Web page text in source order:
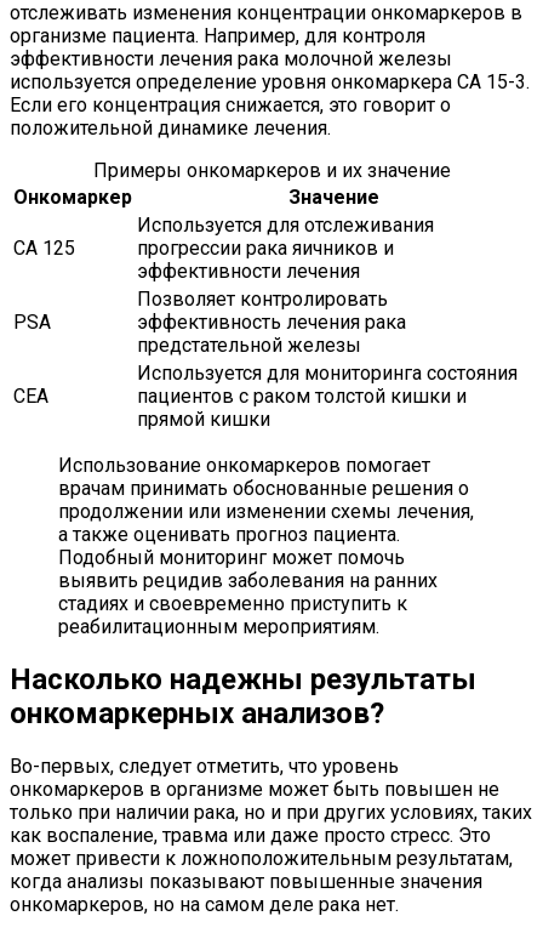
отслеживать изменения концентрации онкомаркеров в
организме пациента. Например, для контроля
эффективности лечения рака молочной железы
используется определение уровня онкомаркера CA 15-3.
Если его концентрация снижается, это говорит о
положительной динамике лечения.
Примеры онкомаркеров и их значение
Онкомаркер
Значение
CA 125
Используется для отслеживания
прогрессии рака яичников и
эффективности лечения
PSA
Позволяет контролировать
эффективность лечения рака
предстательной железы
CEA
Используется для мониторинга состояния
пациентов с раком толстой кишки и
прямой кишки
Использование онкомаркеров помогает
врачам принимать обоснованные решения о
продолжении или изменении схемы лечения,
а также оценивать прогноз пациента.
Подобный мониторинг может помочь
выявить рецидив заболевания на ранних
стадиях и своевременно приступить к
реабилитационным мероприятиям.
Насколько надежны результаты
онкомаркерных анализов?
Во-первых, следует отметить, что уровень
онкомаркеров в организме может быть повышен не
только при наличии рака, но и при других условиях, таких
как воспаление, травма или даже просто стресс. Это
может привести к ложноположительным результатам,
когда анализы показывают повышенные значения
онкомаркеров, но на самом деле рака нет.